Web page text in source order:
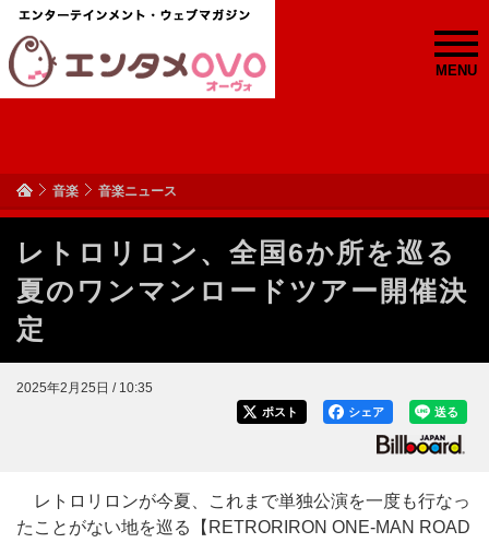
MENU
音楽 音楽ニュース
レトロリロン、全国6か所を巡る
夏のワンマンロードツアー開催決
定
2025年2月25日 / 10:35
送る
シェア
ポスト
レトロリロンが今夏、これまで単独公演を一度も行なっ
たことがない地を巡る【RETRORIRON ONE-MAN ROAD